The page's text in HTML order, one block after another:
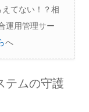
てない！？相
運用管理サー
へ
テムの守護